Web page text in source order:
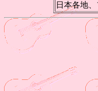
日本各地